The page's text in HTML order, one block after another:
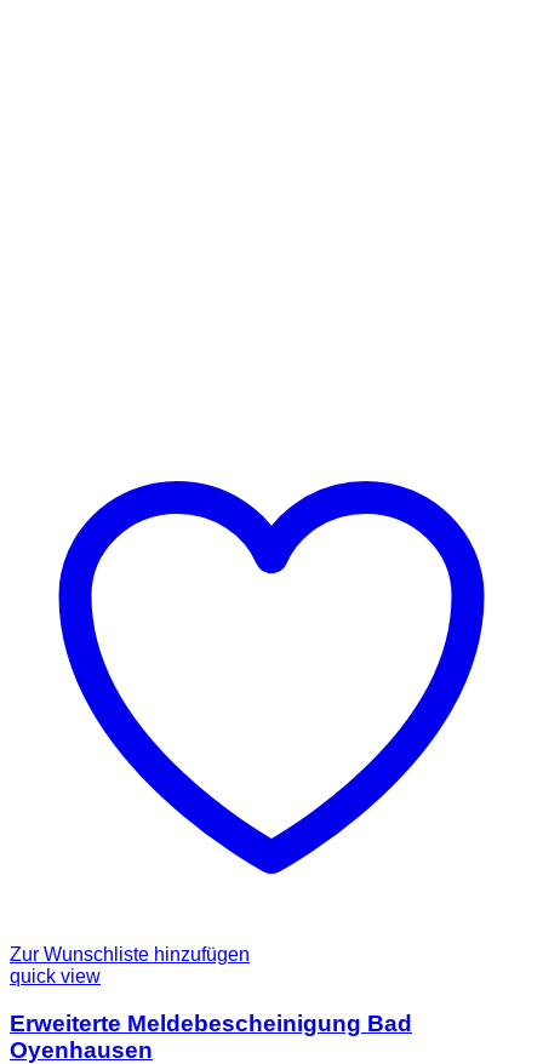
Zur Wunschliste hinzufügen
quick view
Erweiterte Meldebescheinigung Bad
Oyenhausen